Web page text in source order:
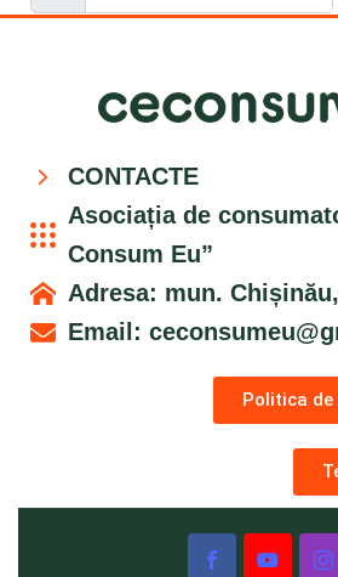
CONTACTE
Asociația de
Consum Eu”
Adresa: mun.
Email:
Politica